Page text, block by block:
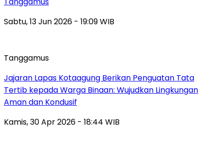
Sabtu, 13 Jun 2026 - 19:09 WIB
Tanggamus
Jajaran Lapas Kotaagung Berikan Penguatan Tata
Tertib kepada Warga Binaan: Wujudkan Lingkungan
Aman dan Kondusif
Kamis, 30 Apr 2026 - 18:44 WIB